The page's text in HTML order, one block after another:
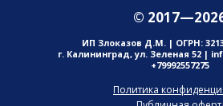
©
ИП Злоказов Д.М. | ОГРН:
г. Калининград, ул. Зеленая 52 |
+79992557275
Политика